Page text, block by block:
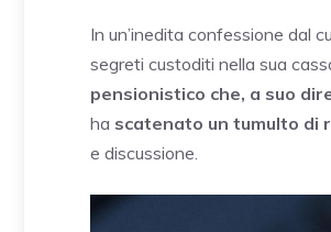
In un’inedita confessione dal
segreti custoditi nella sua
pensionistico che, a suo
ha scatenato un tumulto di
e discussione.